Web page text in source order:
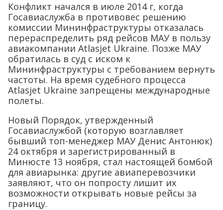
Конфликт начался в июле 2014 г, когда
Госавиаслужба в противовес решению
комиссии Мининфраструктуры отказалась
перераспределить ряд рейсов МАУ в пользу
авиакомпании Atlasjet Ukraine. Позже МАУ
обратилась в суд с иском к
Мининфраструктуры с требованием вернуть
частоты. На время судебного процесса
Atlasjet Ukraine запрещены международные
полеты.
Новый Порядок, утвержденный
Госавиаслужбой (которую возглавляет
бывший топ-менеджер МАУ Денис Антонюк)
24 октября и зарегистрированный в
Минюсте 13 ноября, стал настоящей бомбой
для авиарынка: другие авиаперевозчики
заявляют, что он попросту лишит их
возможности открывать новые рейсы за
границу.